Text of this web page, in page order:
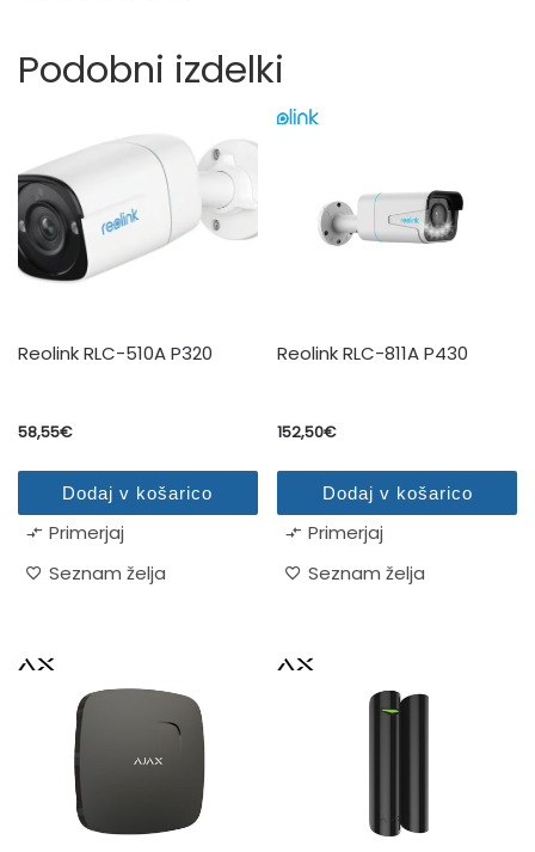
Podobni izdelki
Reolink RLC-510A P320
58,55€
Dodaj v košarico
Primerjaj
Seznam želja
Reolink RLC-811A P430
152,50€
Dodaj v košarico
Primerjaj
Seznam želja